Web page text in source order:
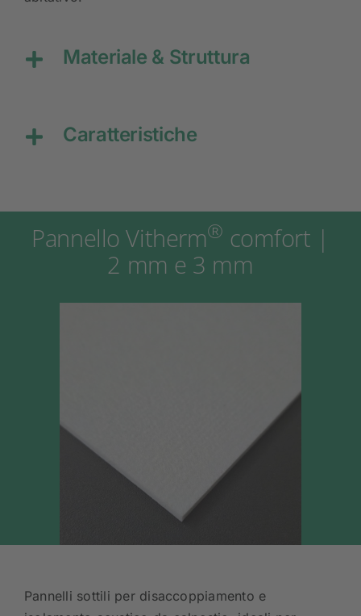
Materiale & Struttura
Caratteristiche
Pannello Vitherm® comfort |
2 mm e 3 mm
Pannelli sottili per disaccoppiamento e